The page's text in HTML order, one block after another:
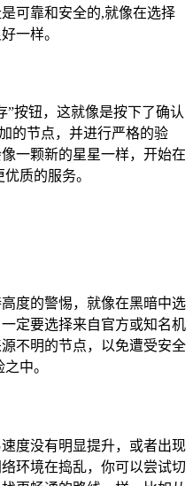
可靠和安全的,就像在选择
一样。
”按钮，这就像是按下了确认
的节点，并进行严格的验
一颗新的星星一样，开始在
质的服务。
度的警惕，就像在黑暗中选
定要选择来自官方或知名机
不明的节点，以免遭受安全
中。
度没有明显提升，或者出现
环境在捣乱，你可以尝试切